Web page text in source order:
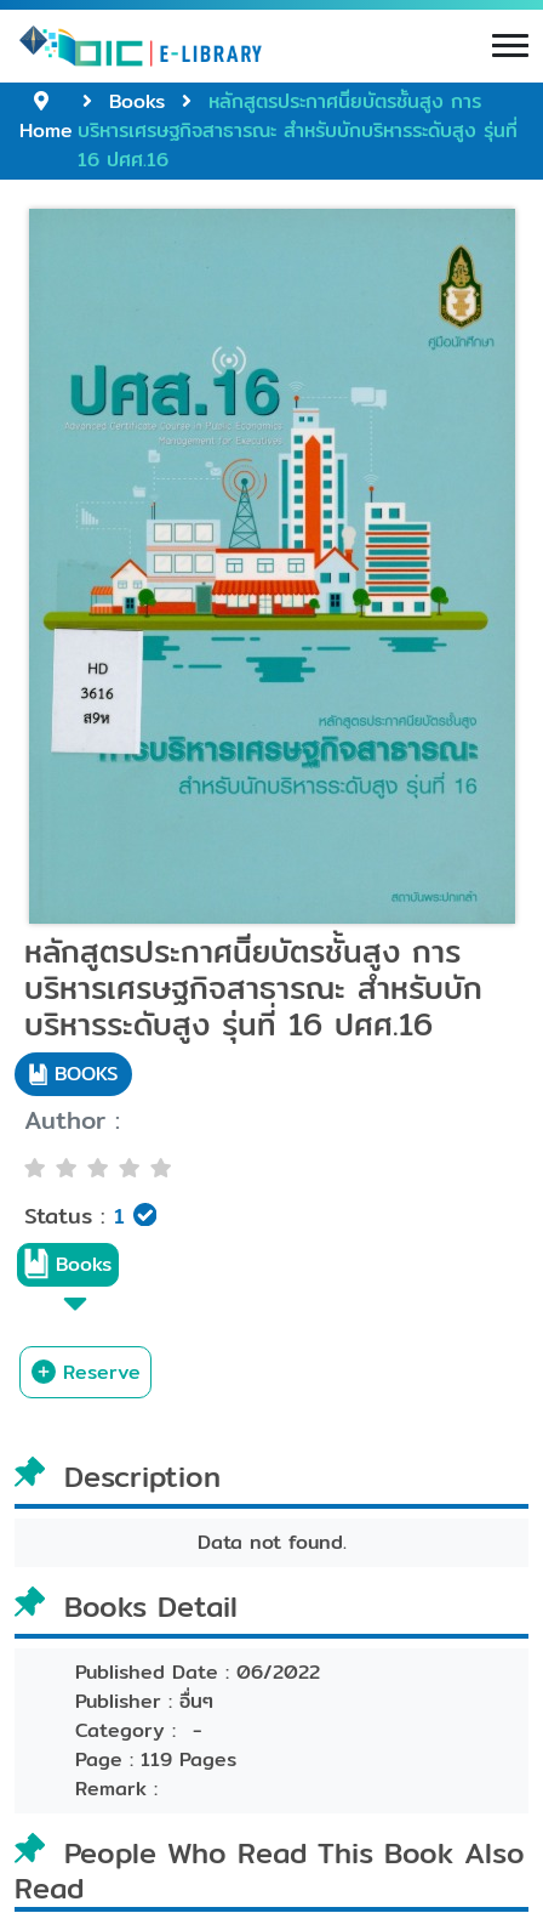
Home
Books
หลักสูตรประกาศนิียบัตรชั้นสูง การ
บริหารเศรษฐกิจสาธารณะ สำหรับบักบริหารระดับสูง รุ่นที่
16 ปศศ.16
หลักสูตรประกาศนิียบัตรชั้นสูง การ
บริหารเศรษฐกิจสาธารณะ สำหรับบัก
บริหารระดับสูง รุ่นที่ 16 ปศศ.16
BOOKS
Author :
Status : 1
Books
Reserve
Description
Data not found.
Books Detail
Published Date : 06/2022
Publisher : อื่นๆ
Category : -
Page : 119 Pages
Remark :
People Who Read This Book Also
Read